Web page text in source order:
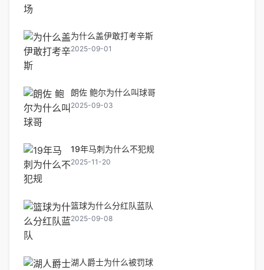
为什么盖伊敢打考辛斯
2025-09-01
朗佐 鲍尔为什么叫球哥
2025-09-03
19年马刺为什么不犯规
2025-11-20
篮球为什么分红队蓝队
2025-09-08
湖人爵士为什么被罚球